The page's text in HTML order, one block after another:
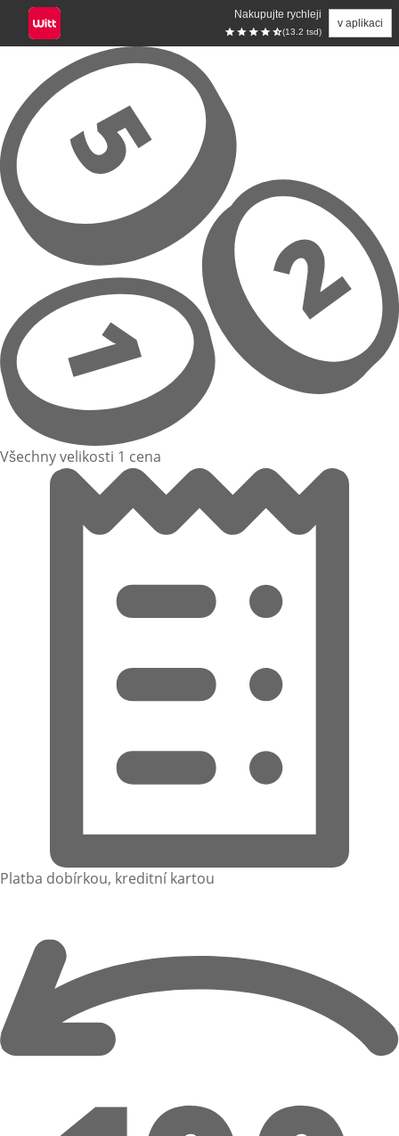
Nakupujte rychleji
(13.2 tsd)
v aplikaci
Přeskočit na hlavní obsah
Všechny velikosti 1 cena
Platba dobírkou, kreditní kartou